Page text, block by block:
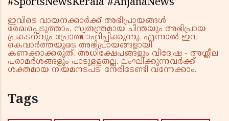
#SportsNewsKerala #AnjanaNews
ഇവിടെ വായനക്കാർക്ക് അഭിപ്രായങ്ങൾ
രേഖപ്പെടുത്താം. സ്വതന്ത്രമായ ചിന്തയും അഭിപ്രായ
പ്രകടനവും പ്രോത്സാഹിപ്പിക്കുന്നു. എന്നാൽ ഇവ
കെവാർത്തയുടെ അഭിപ്രായങ്ങളായി
കണക്കാക്കരുത്. അധിക്ഷേപങ്ങളും വിദ്വേഷ - അശ്ലീല
പരാമർശങ്ങളും പാടുള്ളതല്ല. ലംഘിക്കുന്നവർക്ക്
ശക്തമായ നിയമനടപടി നേരിടേണ്ടി വന്നേക്കാം.
Tags